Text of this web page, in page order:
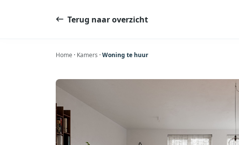
Terug naar overzicht
Home · Kamers ·Woning te huur